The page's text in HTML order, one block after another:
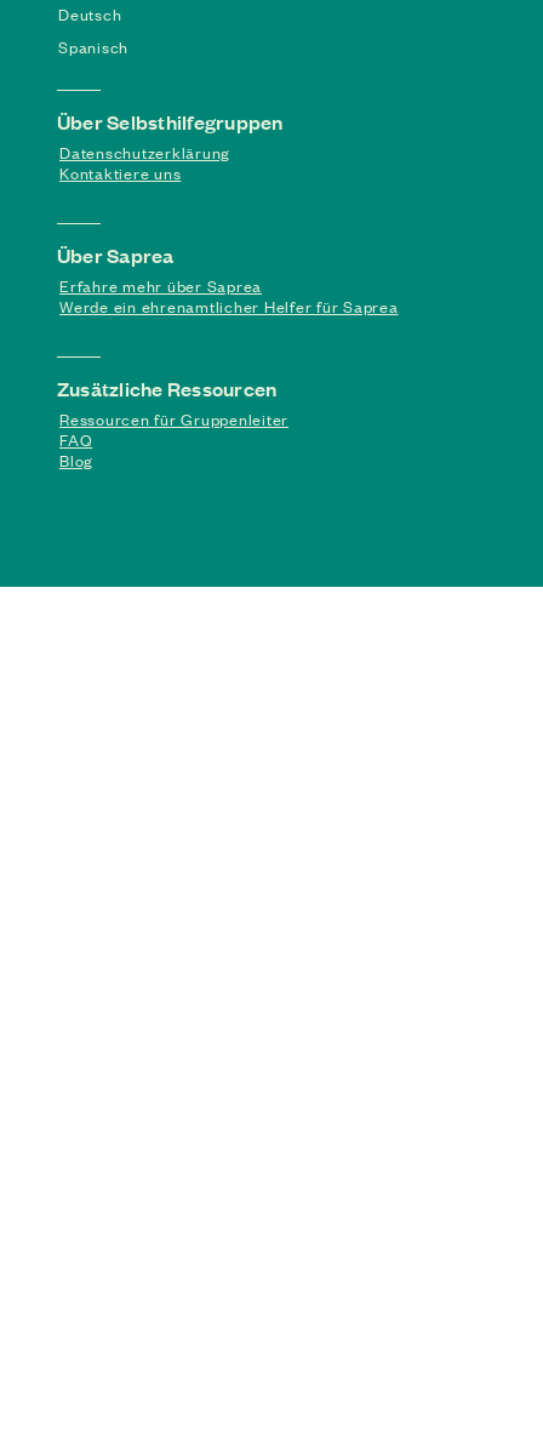
Deutsch
Spanisch
Über Selbsthilfegruppen
Datenschutzerklärung
Kontaktiere uns
Über Saprea
Erfahre mehr über Saprea
Werde ein ehrenamtlicher Helfer für Saprea
Zusätzliche Ressourcen
Ressourcen für Gruppenleiter
FAQ
Blog